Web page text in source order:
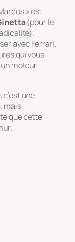
» est
(pour le
avec Ferrari.
qui vous
moteur
une
mais
que cette